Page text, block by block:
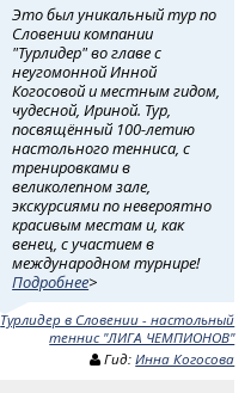
Это был уникальный тур по
Словении компании
"Турлидер" во главе с
неугомонной Инной
Когосовой и местным гидом,
чудесной, Ириной. Тур,
посвящённый 100-летию
настольного тенниса, с
тренировками в
великолепном зале,
экскурсиями по невероятно
красивым местам и, как
венец, с участием в
международном турнире!
Подробнее>
Турлидер в Словении - настольный
теннис "ЛИГА ЧЕМПИОНОВ"
Гид:Инна Когосова